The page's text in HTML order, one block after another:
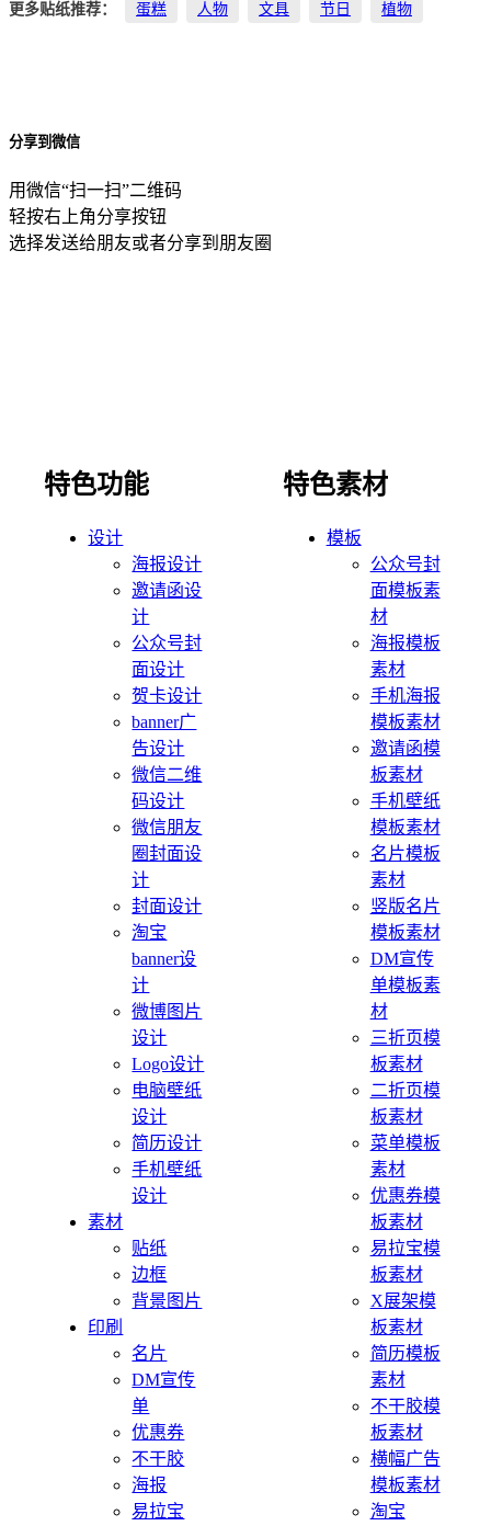
更多贴纸推荐： 蛋糕 人物 文具 节日 植物
分享到微信
用微信“扫一扫”二维码
轻按右上角分享按钮
选择发送给朋友或者分享到朋友圈
特色功能
设计
海报设计
邀请函设
计
公众号封
面设计
贺卡设计
banner广
告设计
微信二维
码设计
微信朋友
圈封面设
计
封面设计
淘宝
banner设
计
微博图片
设计
Logo设计
电脑壁纸
设计
简历设计
手机壁纸
设计
素材
贴纸
边框
背景图片
印刷
名片
DM宣传
单
优惠券
不干胶
海报
易拉宝
特色素材
模板
公众号封
面模板素
材
海报模板
素材
手机海报
模板素材
邀请函模
板素材
手机壁纸
模板素材
名片模板
素材
竖版名片
模板素材
DM宣传
单模板素
材
三折页模
板素材
二折页模
板素材
菜单模板
素材
优惠券模
板素材
易拉宝模
板素材
X展架模
板素材
简历模板
素材
不干胶模
板素材
横幅广告
模板素材
淘宝